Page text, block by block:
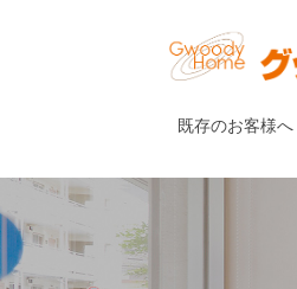
既存のお客様へ